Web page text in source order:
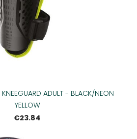
ADULT - BLACK/NEON
YELLOW
€23.84